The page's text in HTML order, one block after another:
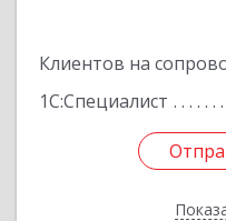
Клиентов на
1С:Специалист